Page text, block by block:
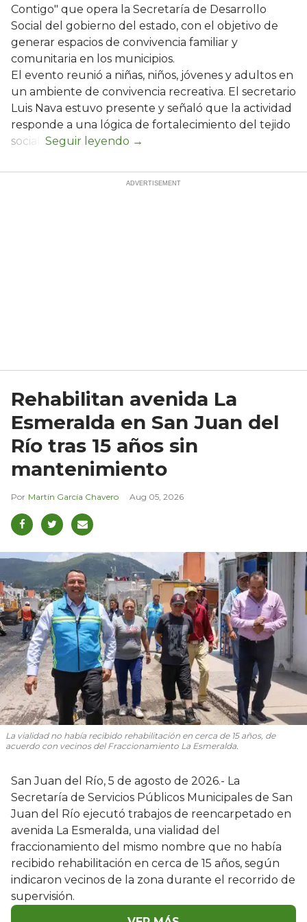
Contigo" que opera la Secretaría de Desarrollo
Social del gobierno del estado, con el objetivo de
generar espacios de convivencia familiar y
comunitaria en los municipios.
El evento reunió a niñas, niños, jóvenes y adultos en
un ambiente de convivencia recreativa. El secretario
Luis Nava estuvo presente y señaló que la actividad
responde a una lógica de fortalecimiento del tejido
social:
Rehabilitan avenida La
Esmeralda en San Juan del
Río tras 15 años sin
mantenimiento
Martín García Chavero Aug 05, 2026
La vialidad no había recibido rehabilitación en cerca de 15 años, de
acuerdo con vecinos del Fraccionamiento La Esmeralda.
San Juan del Río, 5 de agosto de 2026.- La
Secretaría de Servicios Públicos Municipales de San
Juan del Río ejecutó trabajos de reencarpetado en
avenida La Esmeralda, una vialidad del
fraccionamiento del mismo nombre que no había
recibido rehabilitación en cerca de 15 años, según
indicaron vecinos de la zona durante el recorrido de
supervisión.